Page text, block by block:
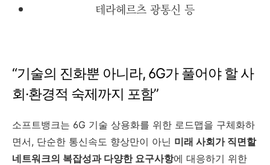
테라헤르츠 광통신 등
“기술의 진화뿐 아니라, 6G가 풀어야 할 사
회·환경적 숙제까지 포함”
소프트뱅크는 6G 기술 상용화를 위한 로드맵을 구체화하
면서, 단순한 통신속도 향상만이 아닌 미래 사회가 직면할
네트워크의 복잡성과 다양한 요구사항에 대응하기 위한